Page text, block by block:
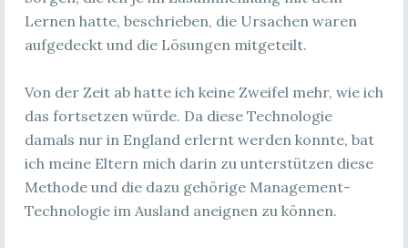
Lernen hatte, beschrieben, die Ursachen waren
aufgedeckt und die Lösungen mitgeteilt.
Von der Zeit ab hatte ich keine Zweifel mehr, wie ich
das fortsetzen würde. Da diese Technologie
damals nur in England erlernt werden konnte, bat
ich meine Eltern mich darin zu unterstützen diese
Methode und die dazu gehörige Management-
Technologie im Ausland aneignen zu können.